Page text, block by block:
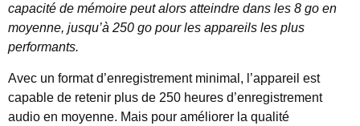
capacité de mémoire peut alors atteindre dans les 8 go en
moyenne, jusqu’à 250 go pour les appareils les plus
performants.
Avec un format d’enregistrement minimal, l’appareil est
capable de retenir plus de 250 heures d’enregistrement
audio en moyenne. Mais pour améliorer la qualité